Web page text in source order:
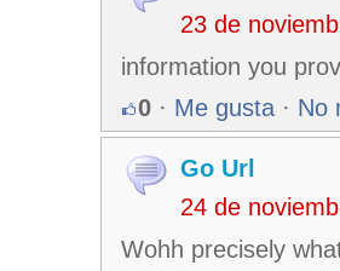
23 de
information you
0 · Me gusta · No
Go Url
24 de
Wohh precisely